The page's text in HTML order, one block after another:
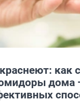
как
дома